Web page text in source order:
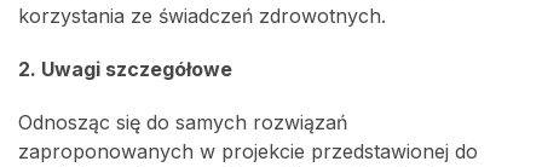
korzystania ze świadczeń zdrowotnych.
2. Uwagi szczegółowe
Odnosząc się do samych rozwiązań
zaproponowanych w projekcie przedstawionej do